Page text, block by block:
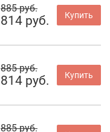
885 руб.
814 руб. Купить
885 руб.
814 руб. Купить
885 руб.